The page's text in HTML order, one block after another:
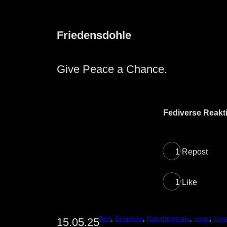
Friedensdohle
Give Peace a Chance.
Fediverse
1 Repost
1 Like
15.05.25Bird, Birdphoto, Naturfotografie, vogel ,